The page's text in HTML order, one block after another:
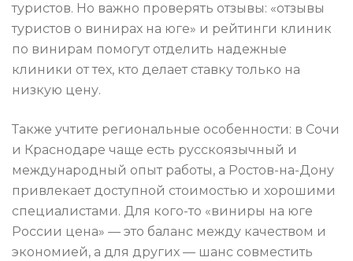
туристов. Но важно проверять отзывы: «отзывы
туристов о винирах на юге» и рейтинги клиник
по винирам помогут отделить надежные
клиники от тех, кто делает ставку только на
низкую цену.
Также учтите региональные особенности: в Сочи
и Краснодаре чаще есть русскоязычный и
международный опыт работы, а Ростов-на-Дону
привлекает доступной стоимостью и хорошими
специалистами. Для кого-то «виниры на юге
России цена» — это баланс между качеством и
экономией, а для других — шанс совместить